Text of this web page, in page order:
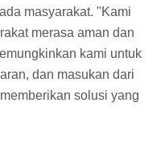
masyarakat. "Kami
merasa aman dan
kami untuk
dan masukan dari
solusi yang